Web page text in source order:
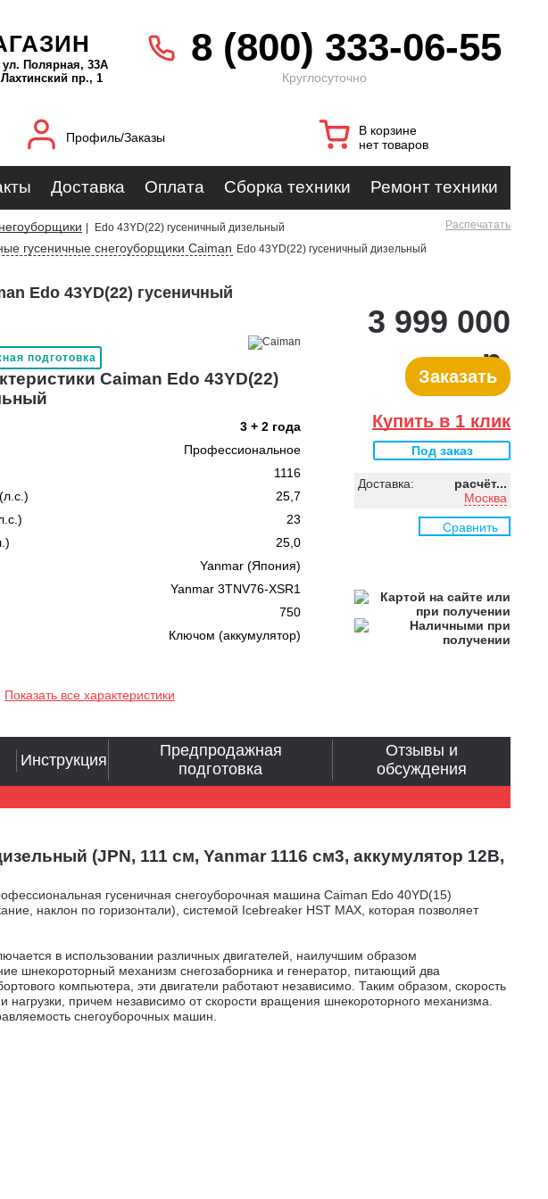
Полярная, 33А
пр., 1
8 (800) 333-06-55
Круглосуточно
Профиль/Заказы
В корзине
нет товаров
Доставка Оплата Сборка техники Ремонт техники
Edo 43YD(22) гусеничный дизельный Распечатать
гусеничные снегоуборщики Caiman Edo 43YD(22) гусеничный дизельный
Edo 43YD(22) гусеничный
подготовка
Caiman Edo 43YD(22)
3 + 2 года
Профессиональное
1116
25,7
23
25,0
Yanmar (Япония)
Yanmar 3TNV76-XSR1
750
Ключом (аккумулятор)
Показать все характеристики
3 999 000
р.
Заказать
Купить в 1 клик
Под заказ
Доставка:
расчёт...
Москва
Сравнить
(JPN, 111 см, Yanmar 1116 см3, аккумулятор 12В,
гусеничная снегоуборочная машина Caiman Edo 40YD(15)
наклон по горизонтали), системой Icebreaker HST MAX, которая позволяет
в использовании различных двигателей, наилучшим образом
шнекороторный механизм снегозаборника и генератор, питающий два
компьютера, эти двигатели работают независимо. Таким образом, скорость
причем независимо от скорости вращения шнекороторного механизма.
снегоуборочных машин.
Инструкция
Предпродажная
подготовка
Отзывы и
обсуждения